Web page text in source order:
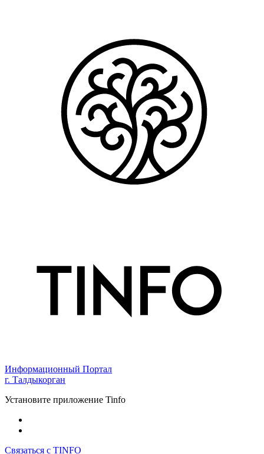
Информационный Портал
г. Талдыкорган
Установите приложение Tinfo
Связаться с TINFO